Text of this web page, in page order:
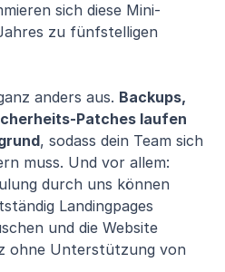
sich diese Mini-
zu fünfstelligen
anders aus. Backups,
Patches laufen
, sodass dein Team sich
muss. Und vor allem:
durch uns können
Landingpages
und die Website
ohne Unterstützung von